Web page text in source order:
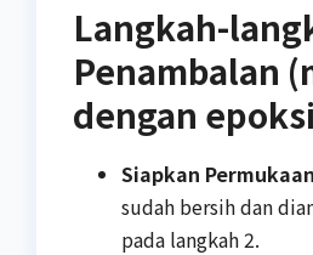
Langkah-
Penambalan
dengan
Siapkan
sudah bersih dan
pada langkah 2.